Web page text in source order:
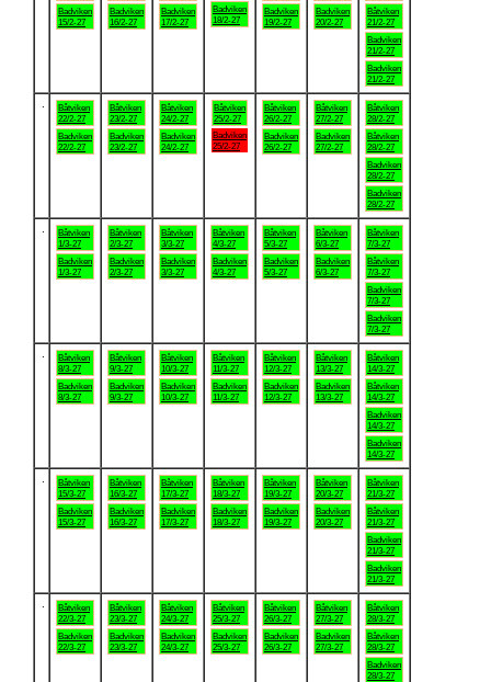
Badviken
15/2-27
Badviken
16/2-27
Badviken
17/2-27
Badviken
18/2-27
Badviken
19/2-27
Badviken
20/2-27
Båtviken
21/2-27
Badviken
21/2-27
Badviken
21/2-27
Båtviken
22/2-27
Badviken
22/2-27
Båtviken
23/2-27
Badviken
23/2-27
Båtviken
24/2-27
Badviken
24/2-27
Båtviken
25/2-27
Badviken
25/2-27
Båtviken
26/2-27
Badviken
26/2-27
Båtviken
27/2-27
Badviken
27/2-27
Båtviken
28/2-27
Båtviken
28/2-27
Badviken
28/2-27
Badviken
28/2-27
Båtviken
1/3-27
Badviken
1/3-27
Båtviken
2/3-27
Badviken
2/3-27
Båtviken
3/3-27
Badviken
3/3-27
Båtviken
4/3-27
Badviken
4/3-27
Båtviken
5/3-27
Badviken
5/3-27
Båtviken
6/3-27
Badviken
6/3-27
Båtviken
7/3-27
Båtviken
7/3-27
Badviken
7/3-27
Badviken
7/3-27
Båtviken
8/3-27
Badviken
8/3-27
Båtviken
9/3-27
Badviken
9/3-27
Båtviken
10/3-27
Badviken
10/3-27
Båtviken
11/3-27
Badviken
11/3-27
Båtviken
12/3-27
Badviken
12/3-27
Båtviken
13/3-27
Badviken
13/3-27
Båtviken
14/3-27
Båtviken
14/3-27
Badviken
14/3-27
Badviken
14/3-27
Båtviken
15/3-27
Badviken
15/3-27
Båtviken
16/3-27
Badviken
16/3-27
Båtviken
17/3-27
Badviken
17/3-27
Båtviken
18/3-27
Badviken
18/3-27
Båtviken
19/3-27
Badviken
19/3-27
Båtviken
20/3-27
Badviken
20/3-27
Båtviken
21/3-27
Båtviken
21/3-27
Badviken
21/3-27
Badviken
21/3-27
Båtviken
22/3-27
Badviken
22/3-27
Båtviken
23/3-27
Badviken
23/3-27
Båtviken
24/3-27
Badviken
24/3-27
Båtviken
25/3-27
Badviken
25/3-27
Båtviken
26/3-27
Badviken
26/3-27
Båtviken
27/3-27
Badviken
27/3-27
Båtviken
28/3-27
Båtviken
28/3-27
Badviken
28/3-27